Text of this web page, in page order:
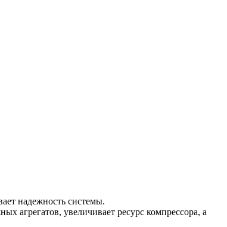
надежность системы.
агрегатов, увеличивает ресурс компрессора, а